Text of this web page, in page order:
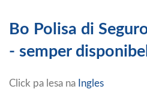
Bo Polisa di
- semper
Click pa lesa na Ingles